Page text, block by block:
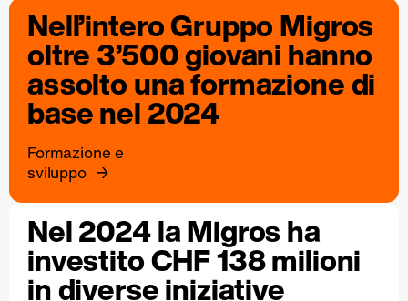
Nell’intero Gruppo Migros
oltre 3’500 giovani hanno
assolto una formazione di
base nel 2024
Formazione e
sviluppo
Nel 2024 la Migros ha
investito CHF 138 milioni
in diverse iniziative